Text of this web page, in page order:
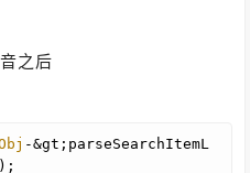
之后
-&gt;parseSearchItemL
);